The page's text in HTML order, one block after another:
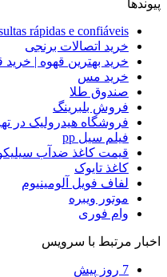
پیوندها
rápidas e confiáveis
خرید اتصالات برنجی
خرید بهترین قهوه | خرید
خرید مس
صندوق طلا
فروش بلبرینگ
فروشگاه هیدرولیک در
فیلم سیل pp
قیمت کاغذ ضدآب
کاغذ تایوک
لفاف فویل آلومینیوم
موتور ویبره
وام فوری
اخبار مرتبط با سرویس
7 روز پیش